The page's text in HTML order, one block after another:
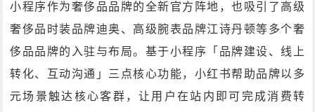
小程序作为奢侈品品牌的全新官方阵地，也吸引了高级
奢侈品时装品牌迪奥、高级腕表品牌江诗丹顿等多个奢
侈品品牌的入驻与布局。基于小程序「品牌建设、线上
转化、互动沟通」三点核心功能，小红书帮助品牌以多
元场景触达核心客群，让用户在站内即可完成消费转